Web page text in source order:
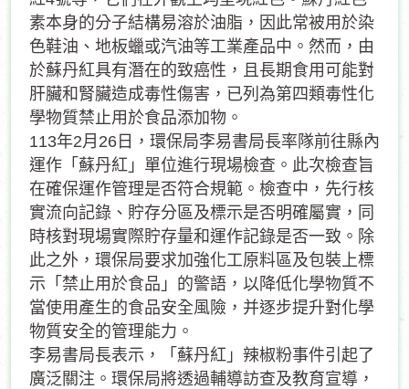
素本身的分子結構易溶於油脂，因此常被用於染
色鞋油、地板蠟或汽油等工業產品中。然而，由
於蘇丹紅具有潛在的致癌性，且長期食用可能對
肝臟和腎臟造成毒性傷害，已列為第四類毒性化
學物質禁止用於食品添加物。
113年2月26日，環保局李易書局長率隊前往縣內
運作「蘇丹紅」單位進行現場檢查。此次檢查旨
在確保運作管理是否符合規範。檢查中，先行核
實流向記錄、貯存分區及標示是否明確屬實，同
時核對現場實際貯存量和運作記錄是否一致。除
此之外，環保局要求加強化工原料區及包裝上標
示「禁止用於食品」的警語，以降低化學物質不
當使用產生的食品安全風險，并逐步提升對化學
物質安全的管理能力。
李易書局長表示，「蘇丹紅」辣椒粉事件引起了
廣泛關注。環保局將透過輔導訪查及教育宣導，